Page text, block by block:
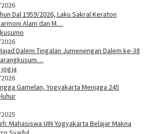
Dal 1959/2026, Laku Sakral Keraton
Alam dan M…
Dalem Tingalan Jumenengan Dalem ke-38
Gamelan, Yogyakarta Menjaga 245
Mahasiswa UIN Yogyakarta Belajar Makna